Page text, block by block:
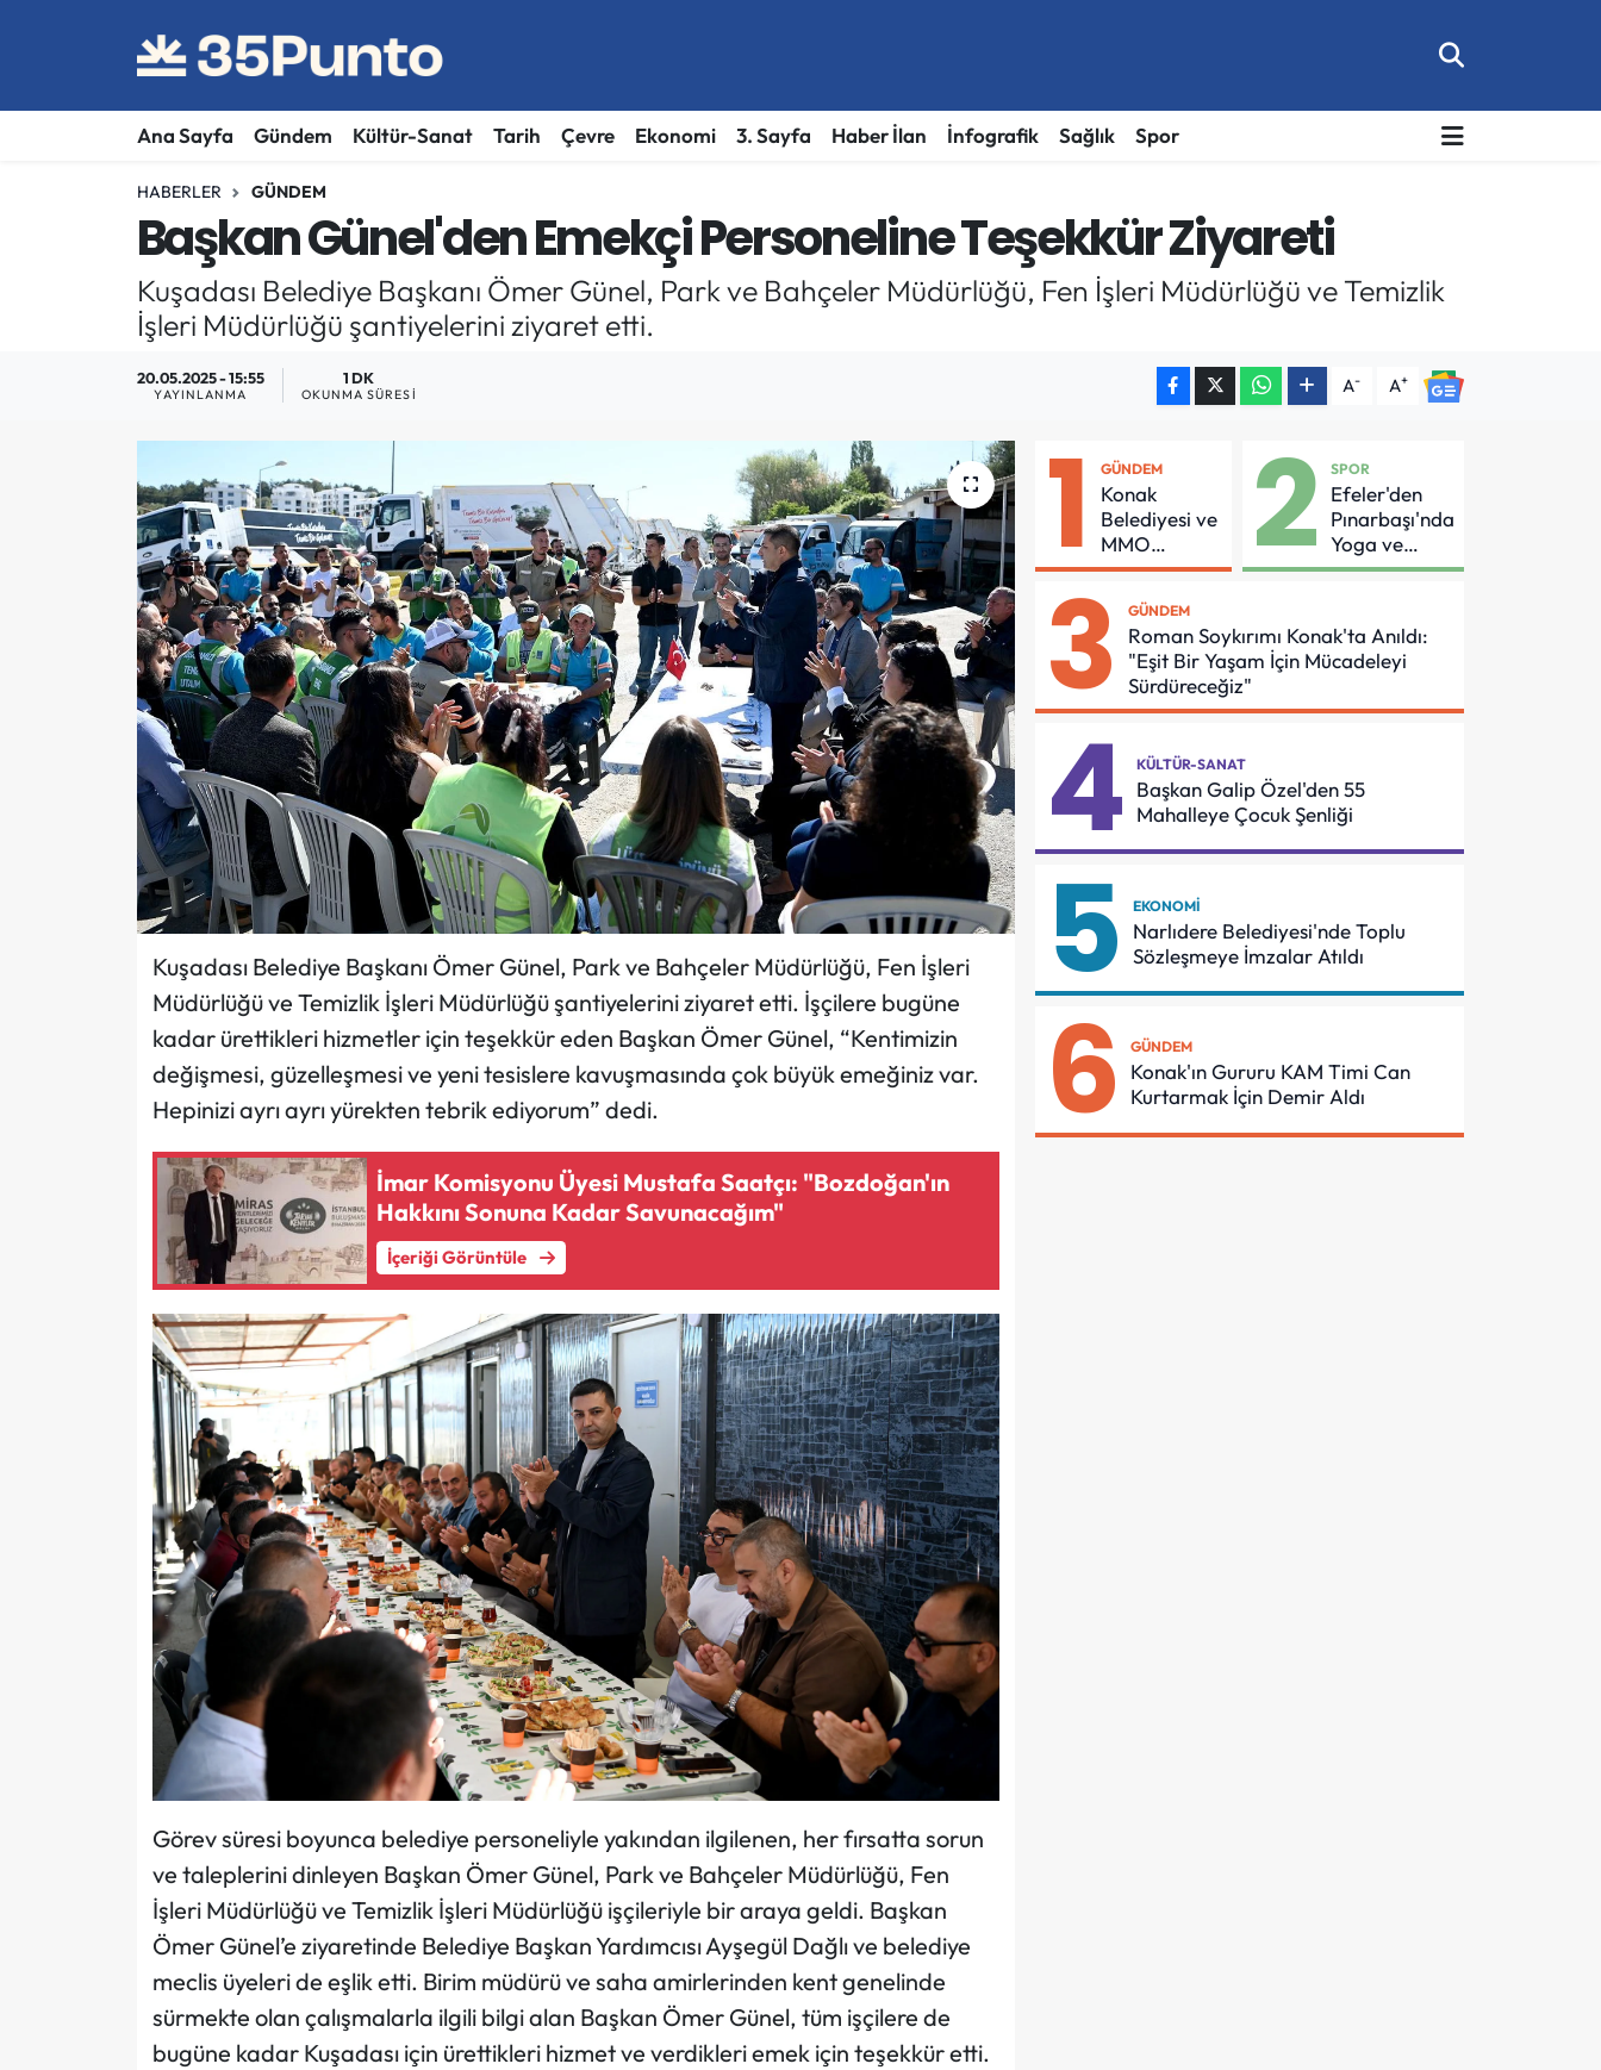
Ana Sayfa Gündem Kültür-Sanat Tarih Çevre Ekonomi 3. Sayfa Haber İlan İnfografik Sağlık Spor
HABERLER GÜNDEM
Başkan Günel'den Emekçi Personeline Teşekkür Ziyareti
Kuşadası Belediye Başkanı Ömer Günel, Park ve Bahçeler Müdürlüğü, Fen İşleri Müdürlüğü ve Temizlik
İşleri Müdürlüğü şantiyelerini ziyaret etti.
20.05.2025 - 15:55
YAYINLANMA
1 DK
OKUNMA SÜRESI A- A+
Kuşadası Belediye Başkanı Ömer Günel, Park ve Bahçeler Müdürlüğü, Fen İşleri
Müdürlüğü ve Temizlik İşleri Müdürlüğü şantiyelerini ziyaret etti. İşçilere bugüne
kadar ürettikleri hizmetler için teşekkür eden Başkan Ömer Günel, “Kentimizin
değişmesi, güzelleşmesi ve yeni tesislere kavuşmasında çok büyük emeğiniz var.
Hepinizi ayrı ayrı yürekten tebrik ediyorum” dedi.
İmar Komisyonu Üyesi Mustafa Saatçı: "Bozdoğan'ın
Hakkını Sonuna Kadar Savunacağım"
İçeriği Görüntüle
Görev süresi boyunca belediye personeliyle yakından ilgilenen, her fırsatta sorun
ve taleplerini dinleyen Başkan Ömer Günel, Park ve Bahçeler Müdürlüğü, Fen
İşleri Müdürlüğü ve Temizlik İşleri Müdürlüğü işçileriyle bir araya geldi. Başkan
Ömer Günel’e ziyaretinde Belediye Başkan Yardımcısı Ayşegül Dağlı ve belediye
meclis üyeleri de eşlik etti. Birim müdürü ve saha amirlerinden kent genelinde
sürmekte olan çalışmalarla ilgili bilgi alan Başkan Ömer Günel, tüm işçilere de
bugüne kadar Kuşadası için ürettikleri hizmet ve verdikleri emek için teşekkür etti.
1 GÜNDEM
Konak
Belediyesi ve
MMO
Arasında
Güvenliği İçin
Önemli
Protokol
2 SPOR
Efeler'den
Pınarbaşı'nda
Yoga ve
Pilates
3 GÜNDEM
Roman Soykırımı Konak'ta Anıldı:
"Eşit Bir Yaşam İçin Mücadeleyi
Sürdüreceğiz"
4 KÜLTÜR-SANAT
Başkan Galip Özel'den 55
Mahalleye Çocuk Şenliği
5 EKONOMI
Narlıdere Belediyesi'nde Toplu
Sözleşmeye İmzalar Atıldı
6 GÜNDEM
Konak'ın Gururu KAM Timi Can
Kurtarmak İçin Demir Aldı